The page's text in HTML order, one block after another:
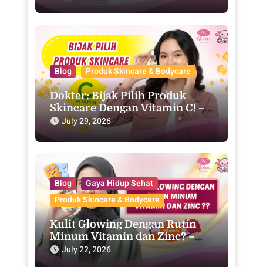
Blog Produk Skincare & Bodycare
Dokter: Bijak Pilih Produk
Skincare Dengan Vitamin C! –
Purwodadi
July 29, 2026
Blog
Gaya Hidup Sehat
Produk Skincare & Bodycare
Kulit Glowing Dengan Rutin
Minum Vitamin dan Zinc? –
Purwodadi
July 22, 2026